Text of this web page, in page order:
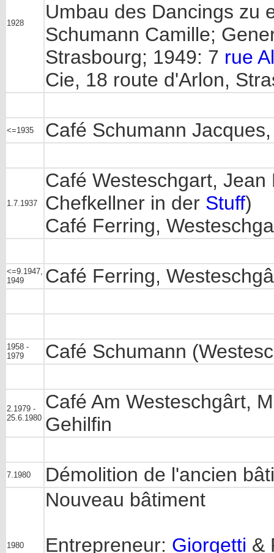
1928
Umbau des Dancings zu
Schumann Camille;
Strasbourg; 1949: 7 rue
Cie, 18 route d'Arlon,
<=1935 Café Schumann
1.7.1937
Café Westeschgart,
Chefkellner in der Stuff)
Café Ferring,
<=9.1947,
1949
Café Ferring,
1958 -
1979
Café Schumann
2.1979 -
25.6.1980
Café Am Westeschgârt,
Gehilfin
7.1980 Démolition de l'ancien
1980
Nouveau bâtiment
Entrepreneur: Giorgetti &